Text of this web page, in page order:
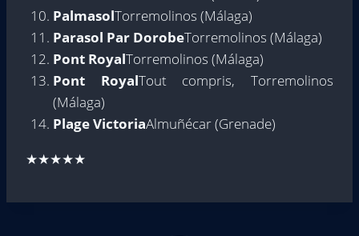
PalmasolTorremolinos (Málaga)
Parasol Par DorobeTorremolinos (Málaga)
Pont RoyalTorremolinos (Málaga)
Pont RoyalTout compris, Torremolinos
(Málaga)
Plage VictoriaAlmuñécar (Grenade)
★★★★★